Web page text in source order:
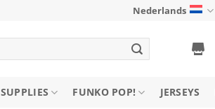
Nederlands
SUPPLIES FUNKO POP! JERSEYS